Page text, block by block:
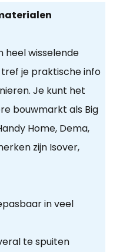
heel wisselende
je praktische info
Je kunt het
bouwmarkt als Big
Home, Dema,
zijn Isover,
in veel
te spuiten